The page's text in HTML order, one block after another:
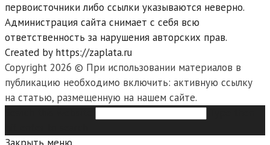
первоисточники либо ссылки указываются неверно.
Администрация сайта снимает с себя всю
ответственность за нарушения авторских прав.
Created by https://zaplata.ru
Copyright 2026 © При использовании материалов в
публикацию необходимо включить: активную ссылку
на статью, размещенную на нашем сайте.